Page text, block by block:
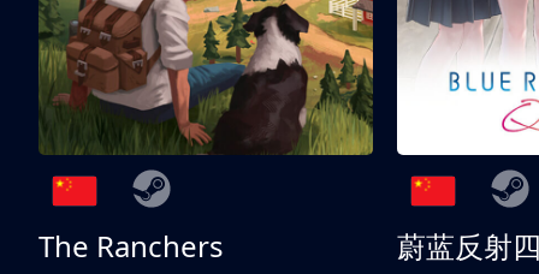
The Ranchers